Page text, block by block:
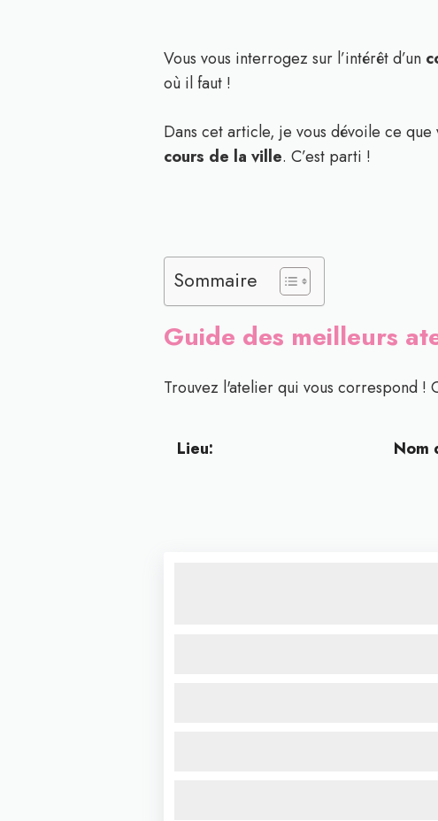
Vous vous interrogez sur l’intérêt d’un
où il faut !
Dans cet article, je vous dévoile ce
cours de la ville. C’est parti !
Sommaire
Guide des meilleurs
Trouvez l'atelier qui vous correspond !
Lieu: Nom